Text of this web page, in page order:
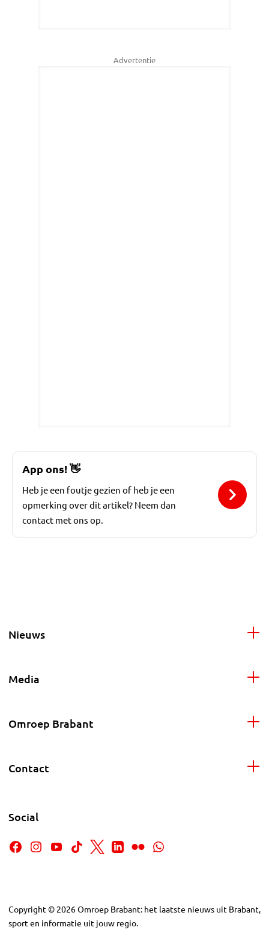
Advertentie
App ons!👋
Heb je een foutje gezien of heb je een
opmerking over dit artikel? Neem dan
contact met ons op.
Nieuws
Media
Omroep Brabant
Contact
Social
Copyright © 2026Omroep Brabant: het laatste nieuws uit Brabant,
sport en informatie uit jouw regio.